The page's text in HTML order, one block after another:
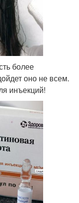
более
оно не всем.
инъекций!